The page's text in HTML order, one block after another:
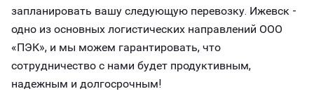
запланировать вашу следующую перевозку. Ижевск -
одно из основных логистических направлений ООО
«ПЭК», и мы можем гарантировать, что
сотрудничество с нами будет продуктивным,
надежным и долгосрочным!